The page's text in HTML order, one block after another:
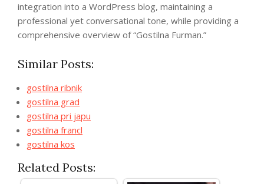
integration into a WordPress blog, maintaining a
professional yet conversational tone, while providing a
comprehensive overview of “Gostilna Furman.”
Similar Posts:
gostilna ribnik
gostilna grad
gostilna pri japu
gostilna francl
gostilna kos
Related Posts: